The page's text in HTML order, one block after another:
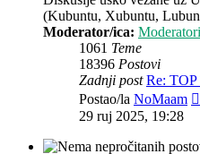
(Kubuntu, Xubuntu,
Moderator/ica:
1061 Teme
18396 Postovi
Zadnji post Re:
Postao/la NoMaam
29 ruj 2025, 19:28